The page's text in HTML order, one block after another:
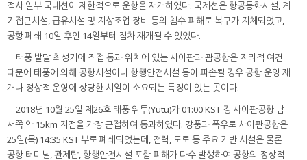
적사 일부 국내선이 제한적으로 운항을 재개하였다. 국제선은 항공등화시설, 계
기접근시설, 급유시설 및 지상조업 장비 등의 침수 피해로 복구가 지체되었고,
공항 폐쇄 10일 후인 14일부터 점차 재개될 수 있었다.
태풍 발달 최성기에 직접 통과 위치에 있는 사이판과 괌공항은 지리적 여건
때문에 태풍에 의해 공항시설이나 항행안전시설 등이 파손될 경우 공항 운영 재
개나 정상적 운영에 상당한 시일이 소요되는 특징이 있는 곳이다.
2018년 10월 25일 제26호 태풍 위투(Yutu)가 01:00 KST 경 사이판공항 남
서쪽 약 15km 지점을 가장 근접하여 통과하였다. 강풍과 폭우로 사이판공항은
25일(목) 14:35 KST 부로 폐쇄되었는데, 전력, 도로 등 주요 기반 시설은 물론
공항 터미널, 관제탑, 항행안전시설 포함 피해가 다수 발생하여 공항의 정상적